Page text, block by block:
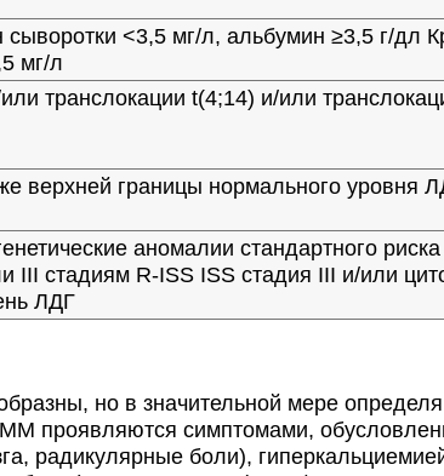
сыворотки <3,5 мг/л, альбумин ≥3,5 г/дл
мг/л
транслокации t(4;14) и/или
верхней границы нормального уровня
аномалии стандартного
III стадиям R-ISS ISS стадия III и/или
ЛДГ
но в значительной мере
проявляются симптомами,
радикулярные боли),